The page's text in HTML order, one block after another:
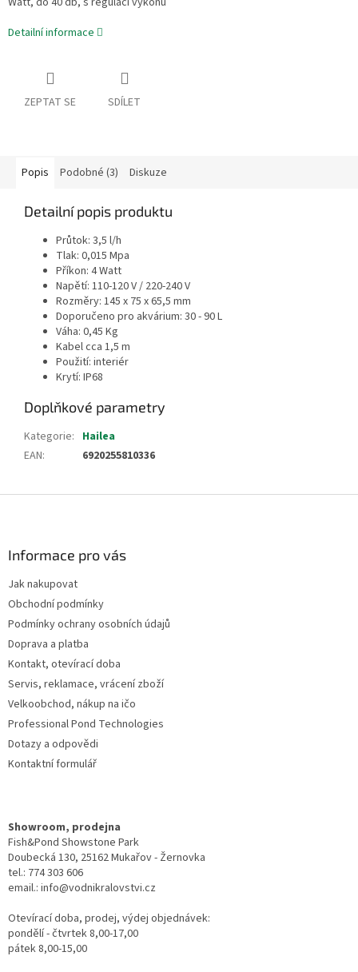
Detailní informace
ZEPTAT SE SDÍLET
Popis Podobné (3) Diskuze
Detailní popis produktu
Průtok: 3,5 l/h
Tlak: 0,015 Mpa
Příkon: 4 Watt
Napětí: 110-120 V / 220-240 V
Rozměry: 145 x 75 x 65,5 mm
Doporučeno pro akvárium: 30 - 90 L
Váha: 0,45 Kg
Kabel cca 1,5 m
Použití: interiér
Krytí: IP68
Doplňkové parametry
Kategorie: Hailea
EAN: 6920255810336
Informace pro vás
Jak nakupovat
Obchodní podmínky
Podmínky ochrany osobních údajů
Doprava a platba
Kontakt, otevírací doba
Servis, reklamace, vrácení zboží
Velkoobchod, nákup na ičo
Professional Pond Technologies
Dotazy a odpovědi
Kontaktní formulář
Showroom, prodejna
Fish&Pond Showstone Park
Doubecká 130, 25162 Mukařov - Žernovka
tel.: 774 303 606
email.: info@vodnikralovstvi.cz
Otevírací doba, prodej, výdej objednávek:
pondělí - čtvrtek 8,00-17,00
pátek 8,00-15,00